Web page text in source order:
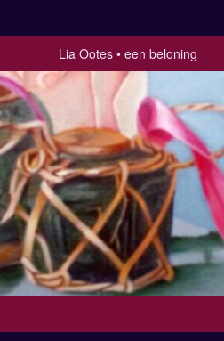
Lia Ootes een beloning